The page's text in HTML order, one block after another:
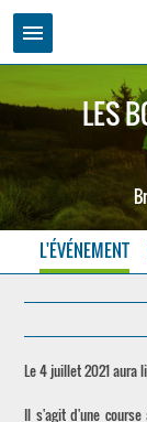
menu
LES
L'ÉVÉNEMENT
Le 4 juillet 2021 aura
Il s'agit d'une